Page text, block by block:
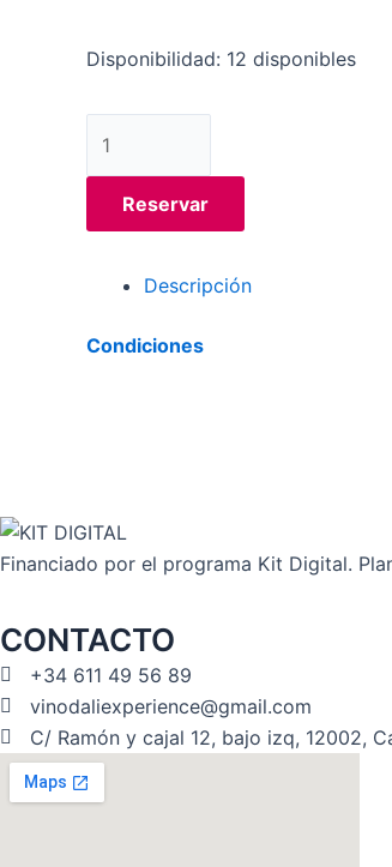
Disponibilidad: 12 disponibles
Reservar
Descripción
Condiciones
Financiado por el programa Kit Digital.
CONTACTO
+34 611 49 56 89
vinodaliexperience@gmail.com
C/ Ramón y cajal 12, bajo izq, 12002,